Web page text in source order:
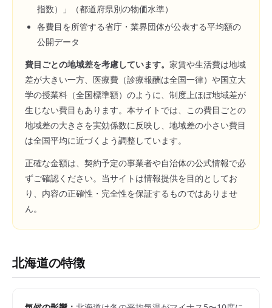
指数）」（都道府県別の物価水準）
各費目を所管する省庁・業界団体が公表する平均額の
公開データ
費目ごとの地域差を考慮しています。 家賃や生活費は地域
差が大きい一方、医療費（診療報酬は全国一律）や国立大
学の授業料（全国標準額）のように、制度上ほぼ地域差が
生じない費目もあります。本サイトでは、この費目ごとの
地域差の大きさを実効係数に反映し、地域差の小さい費目
は全国平均に近づくよう調整しています。
正確な金額は、契約予定の事業者や自治体の公式情報で必
ずご確認ください。当サイトは情報提供を目的としてお
り、内容の正確性・完全性を保証するものではありませ
ん。
北海道の特徴